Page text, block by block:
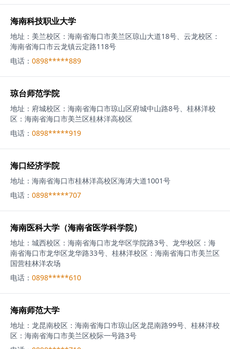
海南科技职业大学
地址： 美兰校区：海南省海口市美兰区琼山大道18号、云龙校区：
海南省海口市云龙镇云定路118号
电话： 0898*****889
琼台师范学院
地址： 府城校区：海南省海口市琼山区府城中山路8号、桂林洋校
区：海南省海口市美兰区桂林洋高校区
电话： 0898*****919
海口经济学院
地址： 海南省海口市桂林洋高校区海涛大道1001号
电话： 0898*****707
海南医科大学（海南省医学科学院）
地址： 城西校区：海南省海口市龙华区学院路3号、龙华校区：海
南省海口市龙华区龙华路33号、桂林洋校区：海南省海口市美兰区
国营桂林洋农场
电话： 0898*****610
海南师范大学
地址： 龙昆南校区：海南省海口市琼山区龙昆南路99号、桂林洋校
区：海南省海口市美兰区校际一号路3号